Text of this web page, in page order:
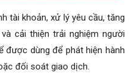
tài khoản, xử lý yêu cầu, tăng
cải thiện trải nghiệm người
được dùng để phát hiện hành
đối soát giao dịch.